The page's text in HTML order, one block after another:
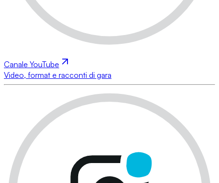
Canale YouTube
Video, format e racconti di gara